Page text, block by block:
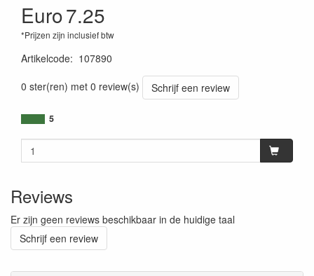
Euro7.25
*Prijzen zijn inclusief btw
Artikelcode: 107890
0 ster(ren) met 0 review(s)
Schrijf een review
5
Reviews
Er zijn geen reviews beschikbaar in de huidige taal
Schrijf een review